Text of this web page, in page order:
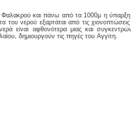
Φαλακρού και πάνω από τα 1000μ η ύπαρξη
του νερού εξαρτάται από τις
είναι αφθονότερα μιας και
δημιουργούν τις πηγές του Αγγίτη.